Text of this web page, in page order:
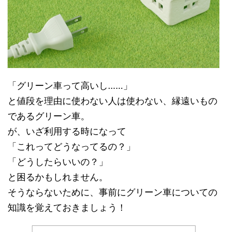
「グリーン車って高いし……」
と値段を理由に使わない人は使わない、縁遠いもの
であるグリーン車。
が、いざ利用する時になって
「これってどうなってるの？」
「どうしたらいいの？」
と困るかもしれません。
そうならないために、事前にグリーン車についての
知識を覚えておきましょう！